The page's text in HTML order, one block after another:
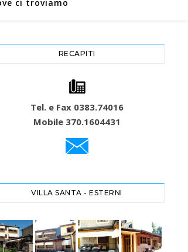
ci troviamo
RECAPITI
Tel. e Fax 0383.74016
Mobile 370.1604431
VILLA SANTA - ESTERNI